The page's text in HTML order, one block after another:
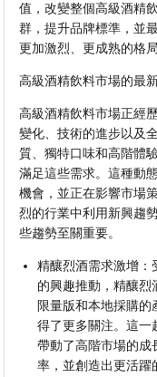
值，改變整個高級酒精
群，提升品牌標準，並
更加激烈、更成熟的格局
高級酒精飲料市場的最
高級酒精飲料市場正經
變化、技術的進步以及
質、獨特口味和高階體
滿足這些需求。這種動
機會，並正在影響市場
烈的行業中利用新興趨
些趨勢至關重要。
精釀烈酒需求激增：
的興趣推動，精釀
限量版和本地採購
得了更多關注。這一
帶動了高階市場的成
率，並創造出更活躍